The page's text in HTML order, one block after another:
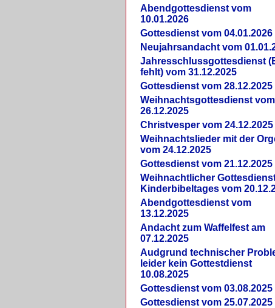
Abendgottesdienst vom
10.01.2026
Gottesdienst vom 04.01.2026
Neujahrsandacht vom
Jahresschlussgottesdienst
fehlt) vom 31.12.2025
Gottesdienst vom 28.12.2025
Weihnachtsgottesdienst vom
26.12.2025
Christvesper vom 24.12.2025
Weihnachtslieder mit der
vom 24.12.2025
Gottesdienst vom 21.12.2025
Weihnachtlicher
Kinderbibeltages vom
Abendgottesdienst vom
13.12.2025
Andacht zum Waffelfest am
07.12.2025
Audgrund technischer
leider kein Gottestdienst
10.08.2025
Gottesdienst vom 03.08.2025
Gottesdienst vom 25.07.2025